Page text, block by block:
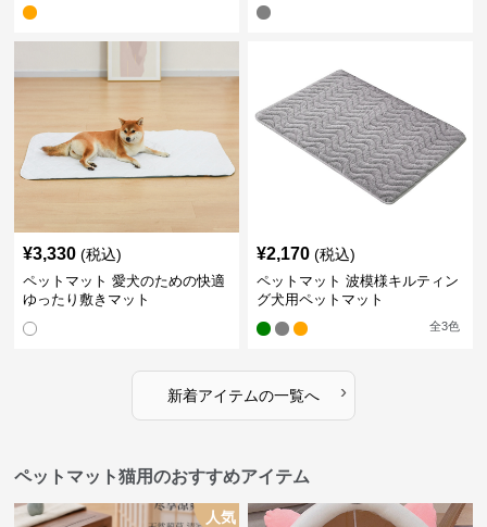
¥3,330 (税込)
ペットマット 愛犬のための快適
ゆったり敷きマット
¥2,170 (税込)
ペットマット 波模様キルティン
グ犬用ペットマット
全3色
新着アイテムの一覧へ ›
ペットマット猫用のおすすめアイテム
人気